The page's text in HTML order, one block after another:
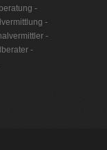
-
-
-
-